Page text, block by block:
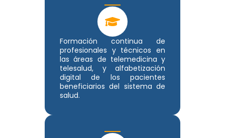
Formación continua de
profesionales y técnicos en
las áreas de telemedicina y
telesalud, y alfabetización
digital de los pacientes
beneficiarios del sistema de
salud.